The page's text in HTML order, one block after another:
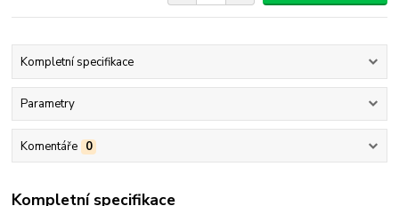
Kompletní specifikace
Parametry
Komentáře 0
Kompletní specifikace